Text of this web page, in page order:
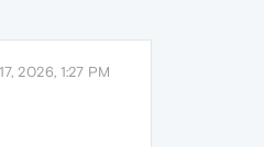
2026, 1:27 PM